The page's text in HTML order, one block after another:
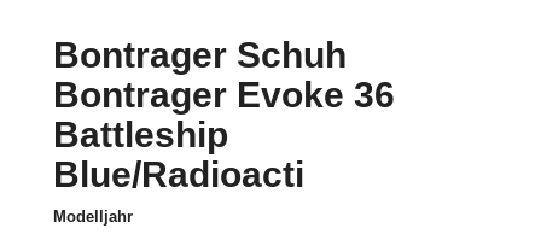
Bontrager Schuh
Bontrager Evoke 36
Battleship
Blue/Radioacti
Modelljahr